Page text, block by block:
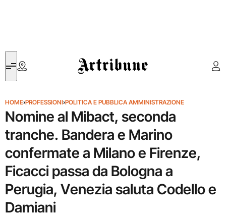
Artribune
HOME›PROFESSIONI›POLITICA E PUBBLICA AMMINISTRAZIONE
Nomine al Mibact, seconda
tranche. Bandera e Marino
confermate a Milano e Firenze,
Ficacci passa da Bologna a
Perugia, Venezia saluta Codello e
Damiani